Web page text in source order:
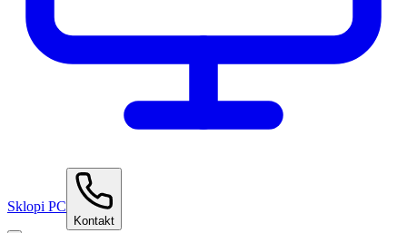
Sklopi PC
Kontakt